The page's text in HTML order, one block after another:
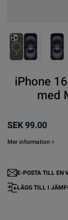
View larger
iPhone
med
SEK 99.00
Mer information
E-POSTA TILL EN
LÄGG TILL I